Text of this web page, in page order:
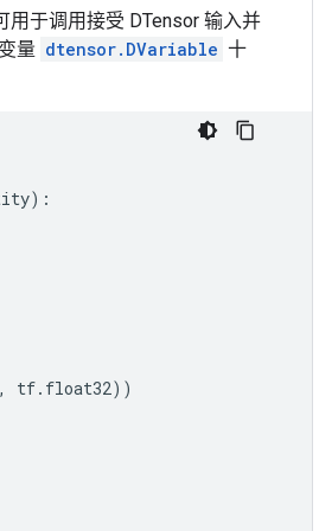
用于调用接受 DTensor 输入并
量 dtensor.DVariable 十
):
, tf. float32))